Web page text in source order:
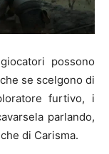
possono
se scelgono di
furtivo, i
parlando,
di Carisma.